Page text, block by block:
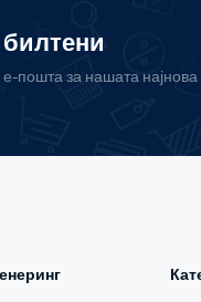
билтени
е-пошта за нашата